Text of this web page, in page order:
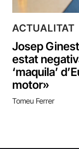
ACTUALITAT
Josep
estat
‘maquila’
motor»
Tomeu Ferrer